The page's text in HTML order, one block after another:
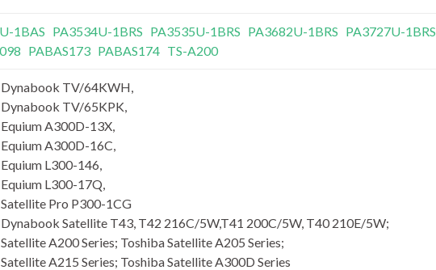
1BAS PA3534U-1BRS PA3535U-1BRS PA3682U-1BRS PA3727U-1BRS
PABAS173 PABAS174 TS-A200
Dynabook TV/64KWH,
TV/65KPK,
A300D-13X,
A300D-16C,
L300-146,
L300-17Q,
Pro P300-1CG
Satellite T43, T42 216C/5W,T41 200C/5W, T40 210E/5W;
A200 Series; Toshiba Satellite A205 Series;
A215 Series; Toshiba Satellite A300D Series